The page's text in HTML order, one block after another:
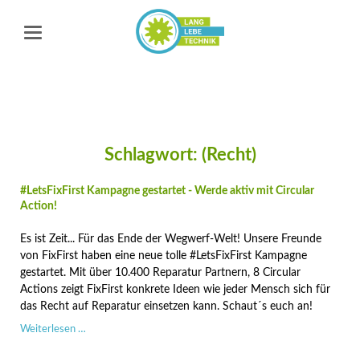
Schlagwort: (Recht)
#LetsFixFirst Kampagne gestartet - Werde aktiv mit Circular
Action!
Es ist Zeit... Für das Ende der Wegwerf-Welt! Unsere Freunde
von FixFirst haben eine neue tolle #LetsFixFirst Kampagne
gestartet. Mit über 10.400 Reparatur Partnern, 8 Circular
Actions zeigt FixFirst konkrete Ideen wie jeder Mensch sich für
das Recht auf Reparatur einsetzen kann. Schaut´s euch an!
Weiterlesen …